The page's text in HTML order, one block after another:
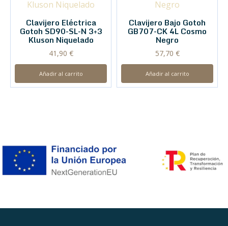
Clavijero Eléctrica
Gotoh SD90-SL-N 3+3
Kluson Niquelado
41,90 €
Añadir al carrito
Clavijero Bajo Gotoh
GB707-CK 4L Cosmo
Negro
57,70 €
Añadir al carrito